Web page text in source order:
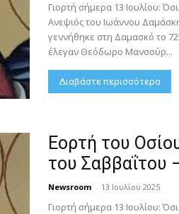
Γιορτή σήμερα 13 Ιουλίου:
Ανεψιός του Ιωάννου
γεννήθηκε στη Δαμασκό το
έλεγαν Θεόδωρο Μανσούρ...
Διαβάστε περισσότερα
Εορτή του
του Σαββαΐτου
Newsroom - 13 Ιουλίου 2025
Γιορτή σήμερα 13 Ιουλίου: